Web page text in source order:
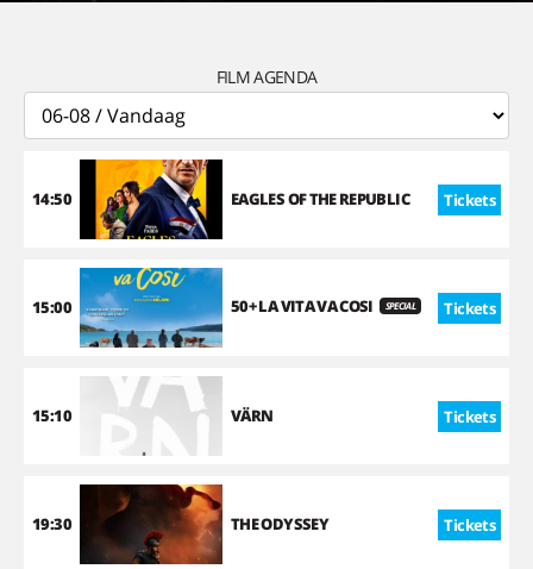
FILM AGENDA
14:50 EAGLES OF THE REPUBLIC Tickets
15:00 50+ LA VITA VA COSI SPECIAL Tickets
15:10 VÄRN Tickets
19:30 THE ODYSSEY Tickets